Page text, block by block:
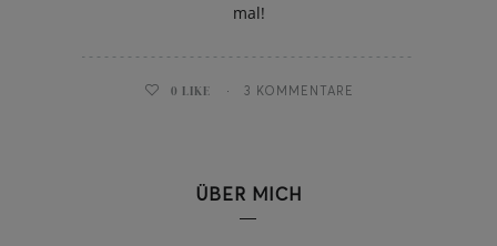
mal!
0 LIKE 3 KOMMENTARE
ÜBER MICH